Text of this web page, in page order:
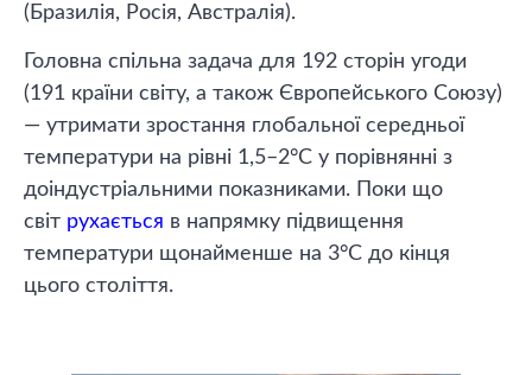
(Бразилія, Росія, Австралія).
Головна спільна задача для 192 сторін угоди
(191 країни світу, а також Європейського Союзу)
— утримати зростання глобальної середньої
температури на рівні 1,5–2°С у порівнянні з
доіндустріальними показниками. Поки що
світ рухається в напрямку підвищення
температури щонайменше на 3°С до кінця
цього століття.